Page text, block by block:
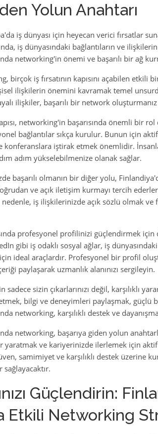
Yolun Anahtarı
iş dünyası için heyecan verici fırsatlar
iş dünyasındaki bağlantıların ve
networking'in önemi ve başarılı bir ağ
birçok iş fırsatının kapısını açabilen etkili
ilişkilerin önemini kavramak temel
ilişkiler, başarılı bir network
networking'in başarısında önemli bir
bağlantılar sıkça kurulur. Bunun için
konferanslara iştirak etmek önemlidir.
adım yükselebilmenize olanak sağlar.
başarılı olmanın bir diğer yolu,
ve açık iletişim kurmayı tercih
iş ilişkilerinizde açık sözlü olmak
profesyonel profilinizi güçlendirmek
gibi iş odaklı sosyal ağlar, iş dünyasındaki
ideal araçlardır. Profesyonel bir profil
paylaşarak uzmanlık alanınızı sergileyin.
sizin çıkarlarınızı değil, karşılıklı
bilgi ve deneyimleri paylaşmak, güçlü
networking, karşılıklı destek ve
networking, başarıya giden yolun
yaratmak ve kariyerinizde ilerlemek için aktif
samimiyet ve karşılıklı destek üzerine
Güçlendirin:
Etkili Networking